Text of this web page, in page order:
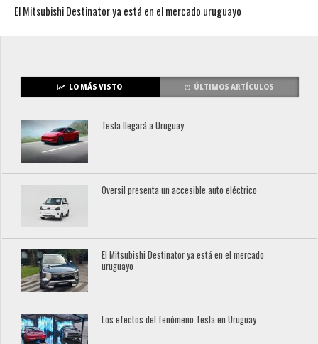
El Mitsubishi Destinator ya está en el mercado uruguayo
LO MÁS VISTO ÚLTIMOS ARTÍCULOS
Tesla llegará a Uruguay
Oversil presenta un accesible auto eléctrico
El Mitsubishi Destinator ya está en el mercado
uruguayo
Los efectos del fenómeno Tesla en Uruguay